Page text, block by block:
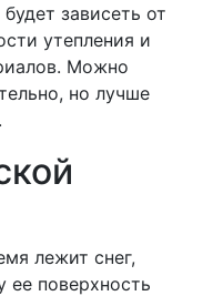
зависеть от
утепления и
Можно
но лучше
лежит снег,
ее поверхность